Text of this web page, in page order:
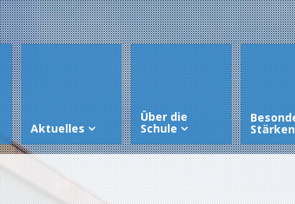
Aktuelles
Über die
Schule Stärken